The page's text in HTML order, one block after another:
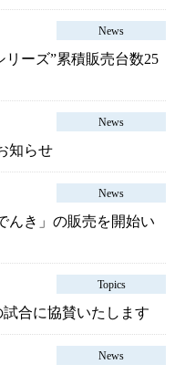
News
ーズ”累積販売台数25
News
知らせ
News
んき」の販売を開始い
Topics
合に協賛いたします
News